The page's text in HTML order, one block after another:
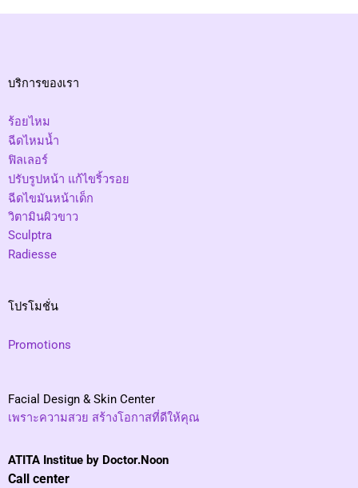
บริการของเรา
ร้อยไหม
ฉีดไหมน้ำ
ฟิลเลอร์
ปรับรูปหน้า แก้ไขริ้วรอย
ฉีดไขมันหน้าเด็ก
วิตามินผิวขาว
Sculptra
Radiesse
โปรโมชั่น
Promotions
Facial Design & Skin Center
เพราะความสวย สร้างโอกาสที่ดีให้คุณ
ATITA Institue by Doctor.Noon
Call center